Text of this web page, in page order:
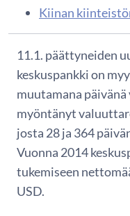
Kiinan
11.1. päättyneiden
keskuspankki on
muutamana päivänä
myöntänyt
josta 28 ja 364
Vuonna 2014
tukemiseen
USD.